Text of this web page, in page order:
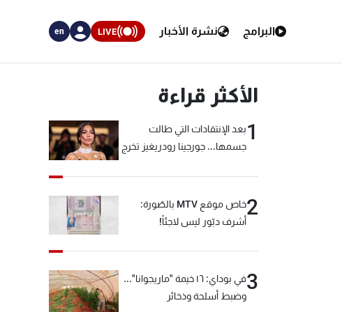
البرامج نشرة الأخبار LIVE
en
الأكثر قراءة
1بعد الإنتقادات التي طالت
جسمها... جورجينا رودريغيز تخرج
2
خاص موقع MTV بالصّورة:
أشرف دبّور ليس لاجئاً!
3
في بوداي: ١٦ خيمة "ماريجوانا"...
وضبط أسلحة وذخائر